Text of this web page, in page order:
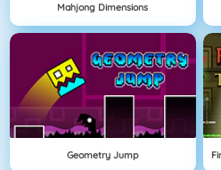
Mahjong Dimensions
Geometry Jump